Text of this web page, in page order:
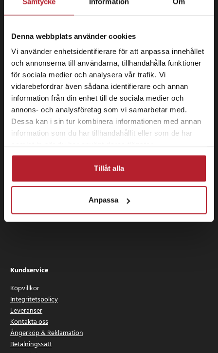
Denna webbplats använder cookies
Vi använder enhetsidentifierare för att anpassa innehållet
och annonserna till användarna, tillhandahålla funktioner
för sociala medier och analysera vår trafik. Vi
vidarebefordrar även sådana identifierare och annan
information från din enhet till de sociala medier och
annons- och analysföretag som vi samarbetar med.
Dessa kan i sin tur kombinera informationen med annan
information som du har tillhandahållit eller som de har
Tillåt alla
Anpassa
24 se Sverige AB
Box 829
391 28 Kalmar
Information
Kontakt
Kundservice
Kundservice
Köpvillkor
Integritetspolicy
Leveranser
Kontakta oss
Ångerköp & Reklamation
Betalningssätt